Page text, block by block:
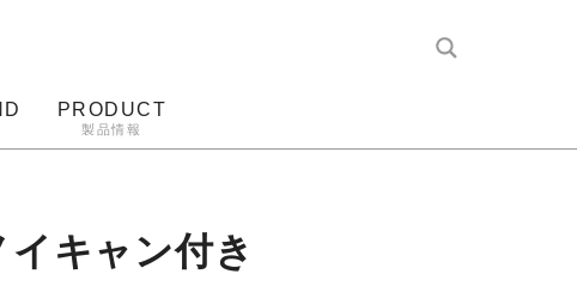
PRODUCT
製品情報
キャン付き